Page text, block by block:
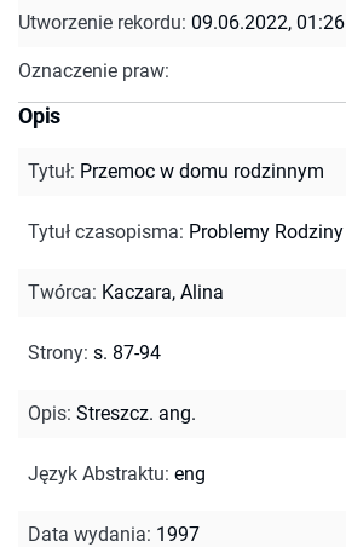
Utworzenie rekordu: 09.06.2022, 01:26
Oznaczenie praw:
Opis
Tytuł: Przemoc w domu rodzinnym
Tytuł czasopisma: Problemy Rodziny
Twórca: Kaczara, Alina
Strony: s. 87-94
Opis: Streszcz. ang.
Język Abstraktu: eng
Data wydania: 1997